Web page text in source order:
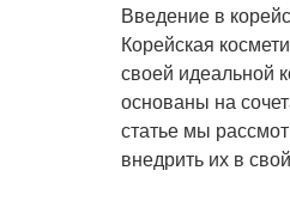
Введение в
Корейская
своей идеальной
основаны на
статье мы
внедрить их в